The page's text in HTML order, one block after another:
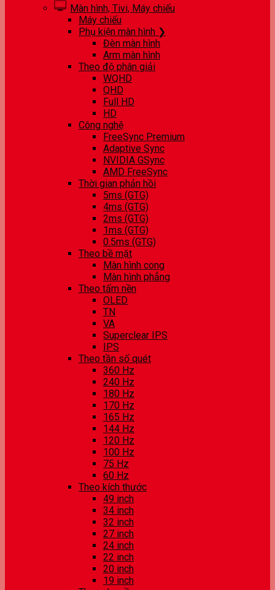
Màn hình, Tivi, Máy chiếu
Máy chiếu
Phụ kiện màn hình ❯
Đèn màn hình
Arm màn hình
Theo độ phân giải
WQHD
QHD
Full HD
HD
Công nghệ
FreeSync Premium
Adaptive Sync
NVIDIA GSync
AMD FreeSync
Thời gian phản hồi
5ms (GTG)
4ms (GTG)
2ms (GTG)
1ms (GTG)
0.5ms (GTG)
Theo bề mặt
Màn hình cong
Màn hình phẳng
Theo tấm nền
OLED
TN
VA
Superclear IPS
IPS
Theo tần số quét
360 Hz
240 Hz
180 Hz
170 Hz
165 Hz
144 Hz
120 Hz
100 Hz
75 Hz
60 Hz
Theo kích thước
49 inch
34 inch
32 inch
27 inch
24 inch
22 inch
20 inch
19 inch